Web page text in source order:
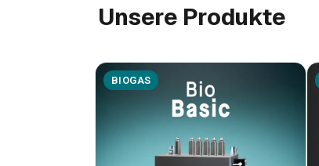
Unsere Produkte
BIOGAS